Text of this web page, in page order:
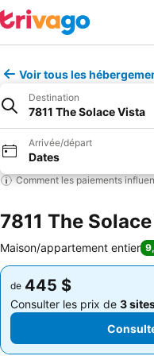
Voir tous les
Destination
7811 The Solace Vista
Arrivée/départ
Dates
Comment les paiements
7811 The
Maison/appartement entier
de 445 $
Consulter les prix de 3 sites
de 445 $
Consulter les prix de 3